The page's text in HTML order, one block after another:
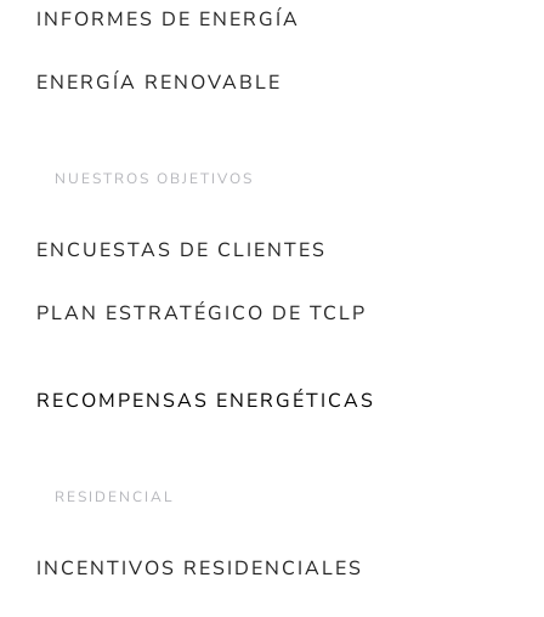
INFORMES DE ENERGÍA
ENERGÍA RENOVABLE
NUESTROS OBJETIVOS
ENCUESTAS DE CLIENTES
PLAN ESTRATÉGICO DE TCLP
RECOMPENSAS ENERGÉTICAS
RESIDENCIAL
INCENTIVOS RESIDENCIALES